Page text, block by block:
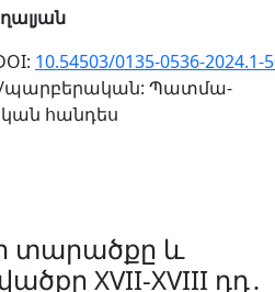
10.54503/0135-0536-2024.1-
պարբերական: Պատմա-
հանդես
տարածքը և
XVII-XVIII դդ․